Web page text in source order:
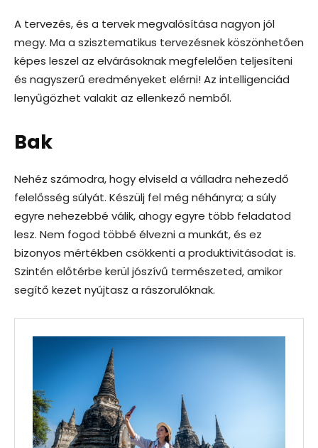
A tervezés, és a tervek megvalósítása nagyon jól
megy. Ma a szisztematikus tervezésnek köszönhetően
képes leszel az elvárásoknak megfelelően teljesíteni
és nagyszerű eredményeket elérni! Az intelligenciád
lenyűgözhet valakit az ellenkező nemből.
Bak
Nehéz számodra, hogy elviseld a válladra nehezedő
felelősség súlyát. Készülj fel még néhányra; a súly
egyre nehezebbé válik, ahogy egyre több feladatod
lesz. Nem fogod többé élvezni a munkát, és ez
bizonyos mértékben csökkenti a produktivitásodat is.
Szintén előtérbe kerül jószívű természeted, amikor
segítő kezet nyújtasz a rászorulóknak.